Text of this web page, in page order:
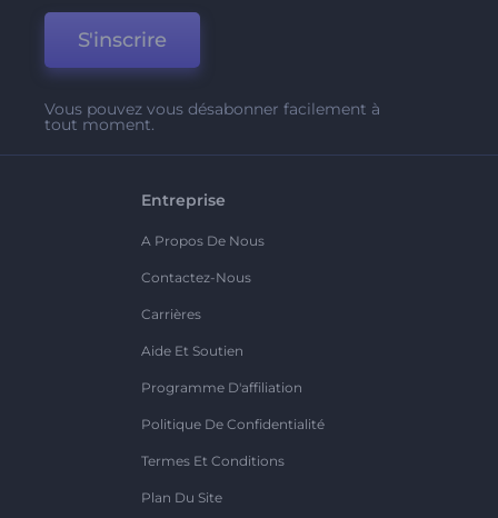
S'inscrire
Vous pouvez vous désabonner facilement à
tout moment.
Entreprise
A Propos De Nous
Contactez-Nous
Carrières
Aide Et Soutien
Programme D'affiliation
Politique De Confidentialité
Termes Et Conditions
Plan Du Site